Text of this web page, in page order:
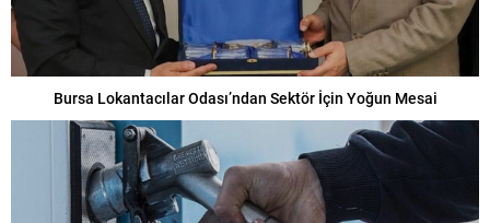
Bursa Lokantacılar Odası’ndan Sektör İçin Yoğun Mesai